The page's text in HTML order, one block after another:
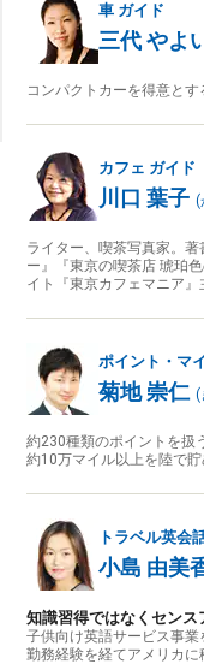
車 ガイド
三代 やよ
コンパクトカーを得意と
カフェ ガイド
川口 葉子 (
ライター、喫茶写真家。
ー』『東京の喫茶店 琥珀
イト『東京カフェマニア』
ポイント・マ
菊地 崇仁 (
約230種類のポイントを扱
約10万マイル以上を陸で
トラベル英会
小島 由美
知識習得ではなくセン
子供向け英語サービス事
勤務経験を経てアメリカ